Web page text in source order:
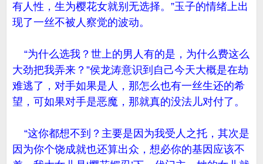
有人性，生为樱花女就别无选择。”玉子的情绪上出
现了一丝不被人察觉的波动。
“为什么选我？世上的男人有的是，为什么费这么
大劲把我弄来？”侯龙涛意识到自己今天大概是在劫
难逃了，对手如果是人，那怎么也有一丝生还的希
望，可如果对手是恶魔，那就真的没法儿对付了。
“这你都想不到？主要是因为我受人之托，其次是
因为你个饶成就也还算出众，想必你的基因应该不